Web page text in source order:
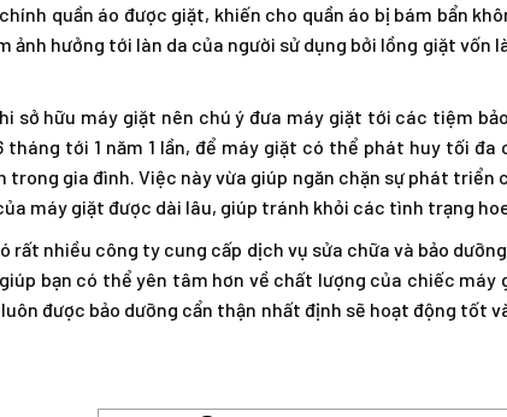
quần áo được giặt, khiến cho quần áo bị bám bẩn
ảnh hưởng tới làn da của người sử dụng bởi lồng giặt vốn
sở hữu máy giặt nên chú ý đưa máy giặt tới các tiệm
tháng tới 1 năm 1 lần, để máy giặt có thể phát huy tối
trong gia đình. Việc này vừa giúp ngăn chặn sự phát triển
máy giặt được dài lâu, giúp tránh khỏi các tình trạng
rất nhiều công ty cung cấp dịch vụ sửa chữa và bảo
bạn có thể yên tâm hơn về chất lượng của chiếc
được bảo dưỡng cẩn thận nhất định sẽ hoạt động tốt